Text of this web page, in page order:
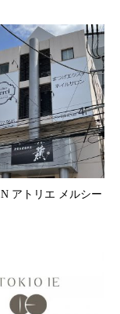
アトリエ メルシー